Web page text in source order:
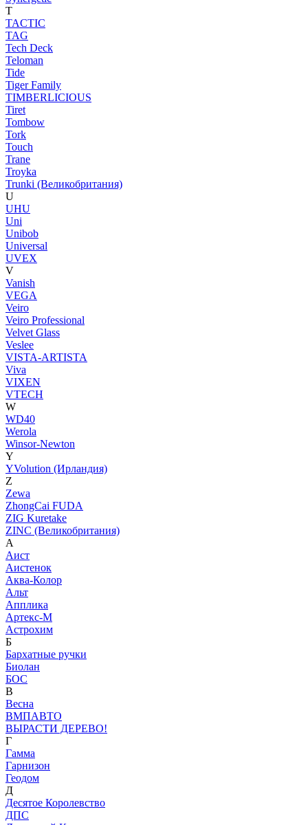
T
TACTIC
TAG
Tech Deck
Teloman
Tide
Tiger Family
TIMBERLICIOUS
Tiret
Tombow
Tork
Touch
Trane
Troyka
Trunki (Великобритания)
U
UHU
Uni
Unibob
Universal
UVEX
V
Vanish
VEGA
Veiro
Veiro Professional
Velvet Glass
Veslee
VISTA-ARTISTA
Viva
VIXEN
VTECH
W
WD40
Werola
Winsor-Newton
Y
YVolution (Ирландия)
Z
Zewa
ZhongCai FUDA
ZIG Kuretake
ZINC (Великобритания)
А
Аист
Аистенок
Аква-Колор
Альт
Апплика
Артекс-М
Астрохим
Б
Бархатные ручки
Биолан
БОС
В
Весна
ВМПАВТО
ВЫРАСТИ ДЕРЕВО!
Г
Гамма
Гарнизон
Геодом
Д
Десятое Королевство
ДПС